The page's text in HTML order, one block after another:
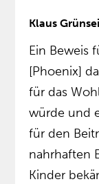
Klaus
Ein Beweis
[Phoenix]
für das
würde und
für den
nahrhaften
Kinder